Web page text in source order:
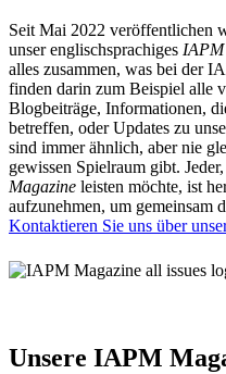
Seit Mai 2022 veröffentlichen
unser englischsprachiges IAPM
alles zusammen, was bei der
finden darin zum Beispiel alle
Blogbeiträge, Informationen,
betreffen, oder Updates zu
sind immer ähnlich, aber nie
gewissen Spielraum gibt.
Magazine leisten möchte, ist
aufzunehmen, um gemeinsam
Kontaktieren Sie uns über
Unsere IAPM